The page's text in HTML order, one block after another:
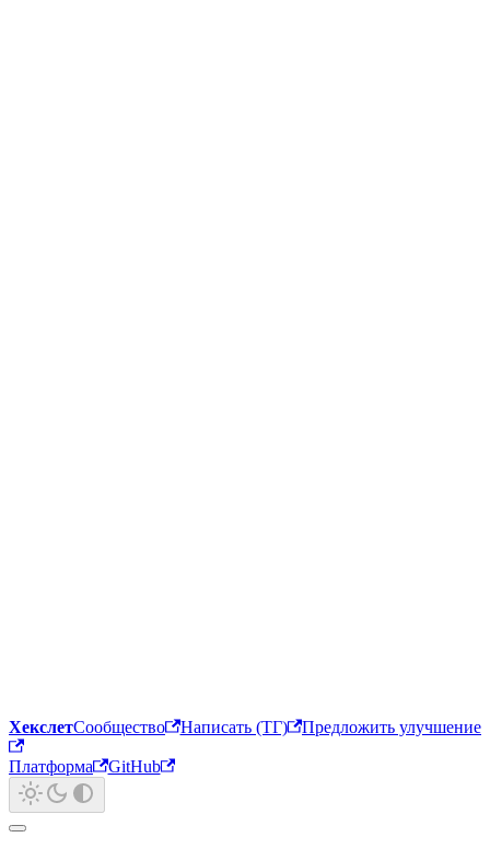
ХекслетСообщество Написать (ТГ) Предложить улучшение
Платформа GitHub